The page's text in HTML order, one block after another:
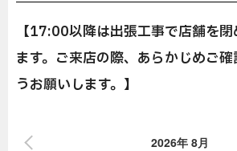
【17:00以降は出張工事で店舗を
ます。ご来店の際、あらかじめご
うお願いします。】
2026年 8月